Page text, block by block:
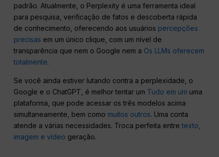
padrão. Atualmente, o Perplexity é uma ferramenta ideal
para pesquisa, verificação de fatos e descoberta rápida
de conhecimento, oferecendo aos usuários percepções
precisas em um único clique, com um nível de
transparência que nem o Google nem a Os LLMs oferecem
totalmente.
Se você ainda estiver lutando contra a perplexidade, o
Google e o ChatGPT, é melhor tentar um Tudo em um uma
plataforma, que pode acessar os três modelos acima
simultaneamente, bem como muitos outros. Uma conta
atende a várias necessidades. Troca perfeita entretexto,
imagem e vídeo geração.